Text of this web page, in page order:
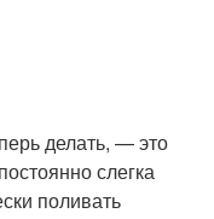
делать, — это
слегка
поливать